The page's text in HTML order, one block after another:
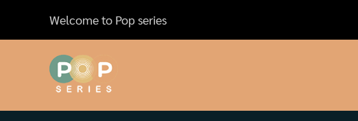
content
Welcome to Pop series